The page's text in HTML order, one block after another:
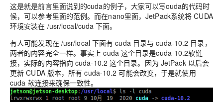
这是就是前言里面说到的cuda的例子，大家可以写cuda的代码时
候，可以参考里面的范例。而在nano里面，JetPack系统将 CUDA
环境安装在 /usr/local/cuda 下面。
有人可能发现在 /usr/local 下面有 cuda 目录与 cuda-10.2 目录，
两者的内容完全一样。事实上 cuda 这个目录是cuda-10.2软链
接，实际的内容指向 cuda-10.2 这个目录。因为 JetPack 以后会
更新 CUDA 版本，所有 cuda-10.2 可能会改变，于是就使用
cuda 软连接来确保一致性。